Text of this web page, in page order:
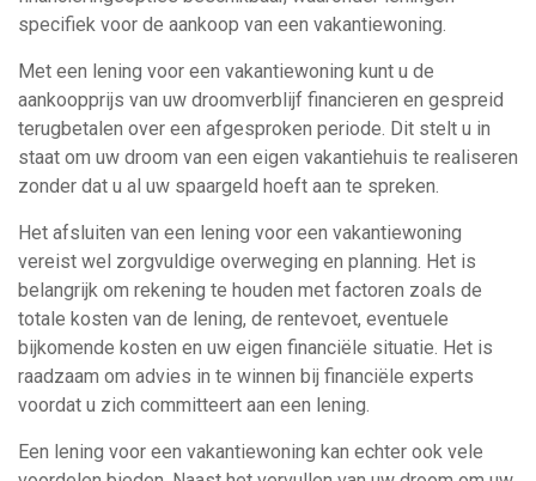
specifiek voor de aankoop van een vakantiewoning.
Met een lening voor een vakantiewoning kunt u de
aankoopprijs van uw droomverblijf financieren en gespreid
terugbetalen over een afgesproken periode. Dit stelt u in
staat om uw droom van een eigen vakantiehuis te realiseren
zonder dat u al uw spaargeld hoeft aan te spreken.
Het afsluiten van een lening voor een vakantiewoning
vereist wel zorgvuldige overweging en planning. Het is
belangrijk om rekening te houden met factoren zoals de
totale kosten van de lening, de rentevoet, eventuele
bijkomende kosten en uw eigen financiële situatie. Het is
raadzaam om advies in te winnen bij financiële experts
voordat u zich committeert aan een lening.
Een lening voor een vakantiewoning kan echter ook vele